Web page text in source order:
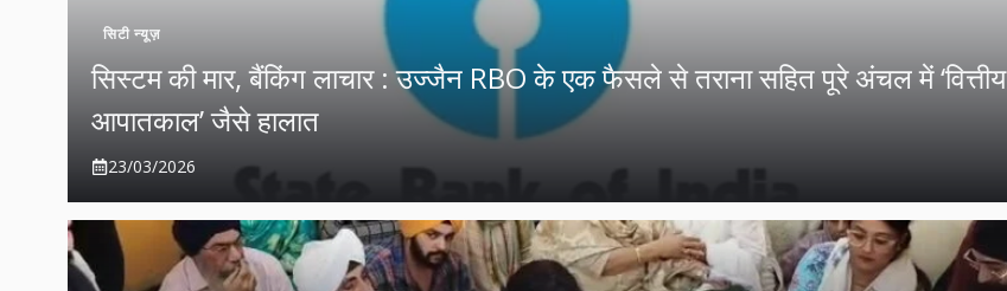
सिटी न्यूज़
सिस्टम की मार, बैंकिंग लाचार : उज्जैन RBO के एक फैसले से तराना सहित पूरे अंचल में ‘वित्तीय
आपातकाल’ जैसे हालात
23/03/2026